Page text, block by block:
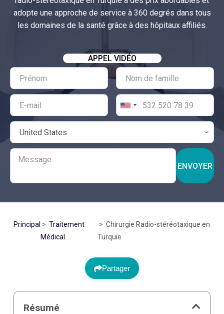
adopte une approche de service à 360 degrés dans tous
les domaines de la santé grâce à des hôpitaux affiliés.
APPEL VIDÉO
ENVOYER
Principal
Traitement
Médical
Chirurgie Radio-stéréotaxique en
Turquie
Partager
Résumé